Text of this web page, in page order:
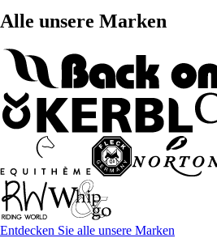
Alle unsere Marken
Entdecken Sie alle unsere Marken